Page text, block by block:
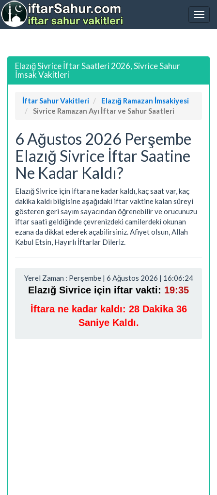
Elazığ Sivrice İftar Saatleri 2026, Sivrice Sahur
İmsak Vakitleri
İftar Sahur Vakitleri
Elazığ Ramazan İmsakiyesi
Sivrice Ramazan Ayı İftar ve Sahur Saatleri
6 Ağustos 2026 Perşembe
Elazığ Sivrice İftar Saatine
Ne Kadar Kaldı?
Elazığ Sivrice için iftara ne kadar kaldı, kaç saat var, kaç
dakika kaldı bilgisine aşağıdaki iftar vaktine kalan süreyi
gösteren geri sayım sayacından öğrenebilir ve orucunuzu
iftar saati geldiğinde çevrenizdeki camilerdeki okunan
ezana da dikkat ederek açabilirsiniz. Afiyet olsun, Allah
Kabul Etsin, Hayırlı İftarlar Dileriz.
Yerel Zaman : Perşembe | 6 Ağustos 2026 | 16:06:25
Elazığ Sivrice için iftar vakti: 19:35
İftara ne kadar kaldı: 28 Dakika 35
Saniye Kaldı.